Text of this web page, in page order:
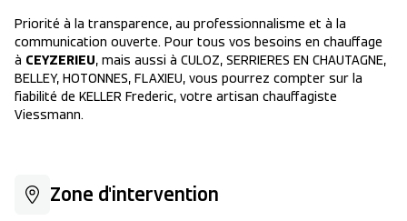
Priorité à la transparence, au professionnalisme et à la
communication ouverte. Pour tous vos besoins en chauffage
à CEYZERIEU, mais aussi à CULOZ, SERRIERES EN CHAUTAGNE,
BELLEY, HOTONNES, FLAXIEU, vous pourrez compter sur la
fiabilité de KELLER Frederic, votre artisan chauffagiste
Viessmann.
− Zone d'intervention